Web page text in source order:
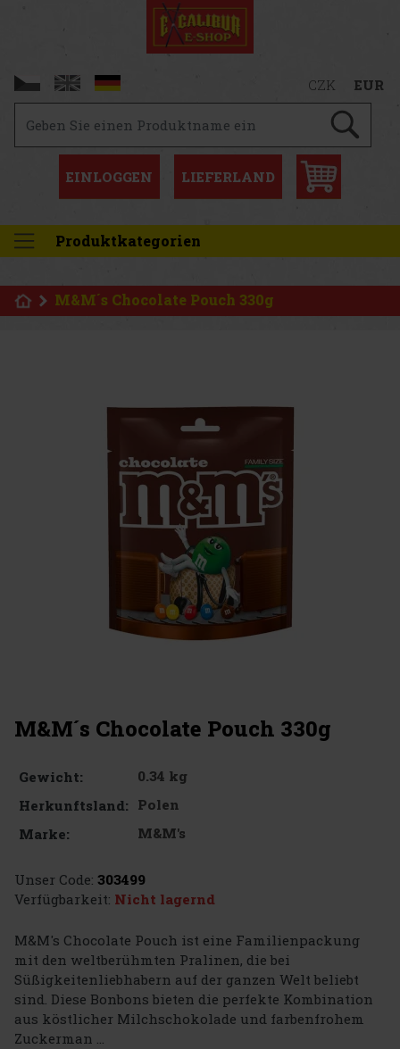
CZK EUR
EINLOGGEN LIEFERLAND
Produktkategorien
M&M´s Chocolate Pouch 330g
M&M´s Chocolate Pouch 330g
Gewicht:
0.34 kg
Herkunftsland: Polen
Marke:
M&M's
Unser Code: 303499
Verfügbarkeit: Nicht lagernd
M&M's Chocolate Pouch ist eine Familienpackung
mit den weltberühmten Pralinen, die bei
Süßigkeitenliebhabern auf der ganzen Welt beliebt
sind. Diese Bonbons bieten die perfekte Kombination
aus köstlicher Milchschokolade und farbenfrohem
Zuckerman ...